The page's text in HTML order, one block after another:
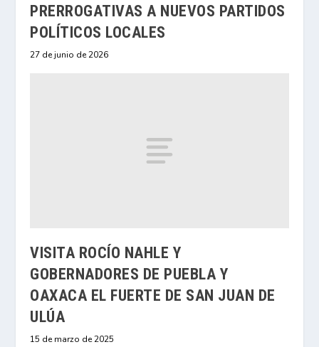
PRERROGATIVAS A NUEVOS PARTIDOS
POLÍTICOS LOCALES
27 de junio de 2026
VISITA ROCÍO NAHLE Y
GOBERNADORES DE PUEBLA Y
OAXACA EL FUERTE DE SAN JUAN DE
ULÚA
15 de marzo de 2025